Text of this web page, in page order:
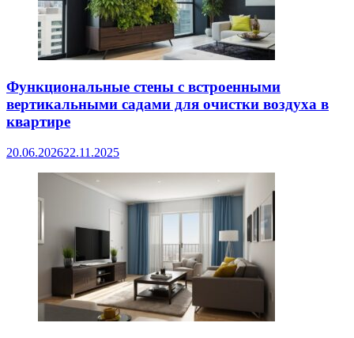
Функциональные стены с встроенными
вертикальными садами для очистки воздуха в
квартире
20.06.202622.11.2025